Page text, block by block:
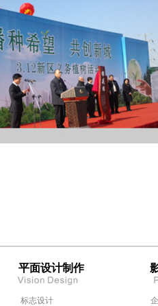
平面设计制作
标志设计